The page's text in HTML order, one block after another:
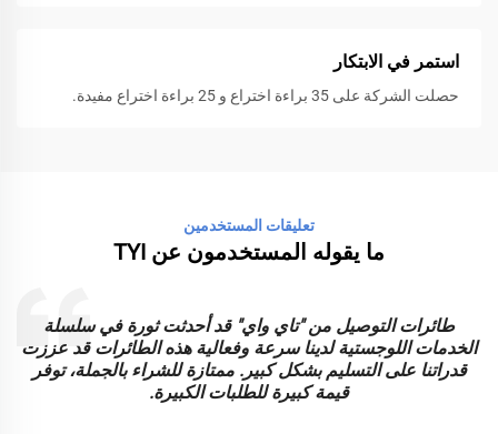
استمر في الابتكار
حصلت الشركة على 35 براءة اختراع و 25 براءة اختراع مفيدة.
تعليقات المستخدمين
ما يقوله المستخدمون عن TYI
طائرات التوصيل من "تاي واي" قد أحدثت ثورة في سلسلة
الخدمات اللوجستية لدينا سرعة وفعالية هذه الطائرات قد عززت
قدراتنا على التسليم بشكل كبير. ممتازة للشراء بالجملة، توفر
قيمة كبيرة للطلبات الكبيرة.